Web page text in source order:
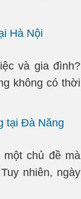
Hà Nội
và gia đình?
không có thời
tại Đà Nẵng
chủ đề mà
nhiên, ngày